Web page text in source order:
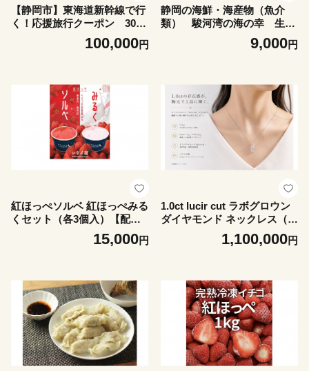
【静岡市】東海道新幹線で行
く！応援旅行クーポン 30,0
00円分 | 静岡 旅行 観光 新幹
線 JR 人気 おすすめ 娯楽 休
100,000円
静岡の海鮮・海産物（魚介
類） 駿河湾の海の幸 生桜
えび×2 干し桜えび×1 セッ
ト 【配送不可：離島】9,000円
紅ほっぺソルベ 紅ほっぺみる
くセット（各3個入）【配送
15,000円
1.0ct lucir cut ラボグロウン
ダイヤモンド ネックレス（P
t・プラチナ）1,100,000円